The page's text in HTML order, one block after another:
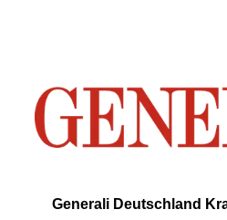
Generali Deutschland